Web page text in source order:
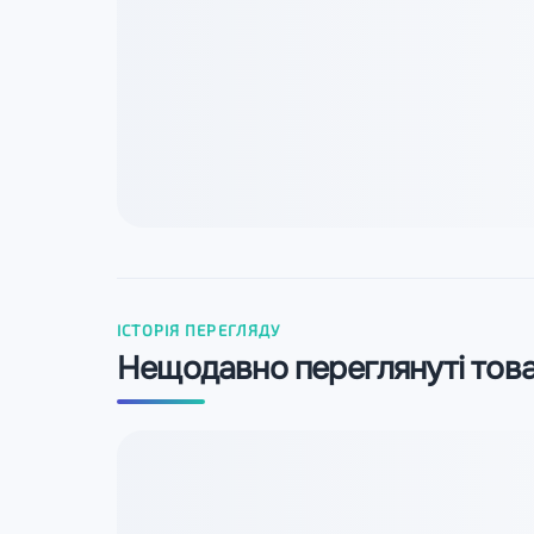
ІСТОРІЯ ПЕРЕГЛЯДУ
Нещодавно переглянуті